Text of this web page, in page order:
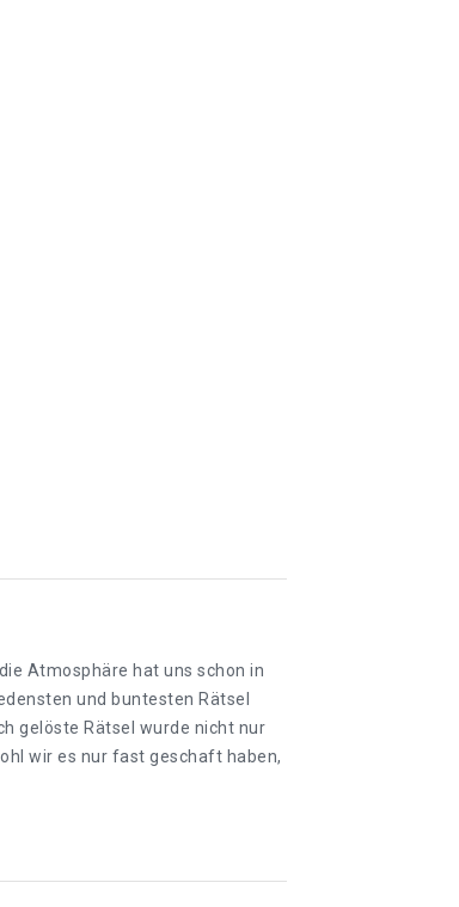
Atmosphäre hat uns schon in
und buntesten Rätsel
gelöste Rätsel wurde nicht nur
wir es nur fast geschaft haben,